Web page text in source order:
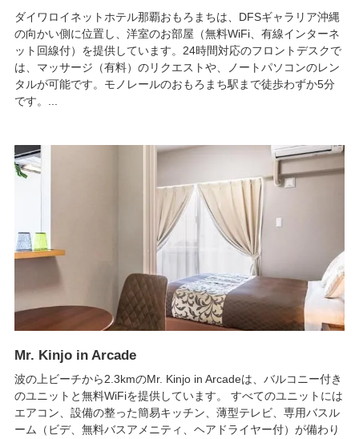
ダイワロイネットホテル那覇おもろまちは、DFSギャラリア沖縄
の向かい側に位置し、洋室のお部屋（無料WiFi、有線インターネ
ット回線付）を提供しています。24時間対応のフロントデスクで
は、マッサージ（有料）のリクエストや、ノートパソコンのレン
タルが可能です。モノレールのおもろまち駅まで徒歩わずか5分
です。...
Mr. Kinjo in Arcade
波の上ビーチから2.3kmのMr. Kinjo in Arcadeは、バルコニー付き
のユニットと無料WiFiを提供しています。 すべてのユニットには
エアコン、設備の整った簡易キッチン、薄型テレビ、専用バスル
ーム（ビデ、無料バスアメニティ、ヘアドライヤー付）が備わり